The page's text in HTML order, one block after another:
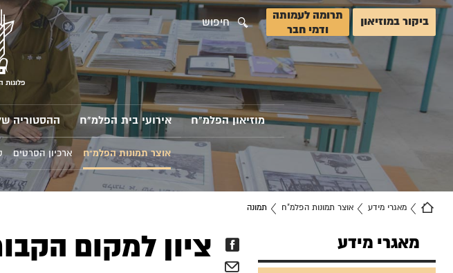
ביקור במוזיאון
תרומה לעמותה
ודמי חבר
חיפוש
מוזיאון הפלמ"ח אירועי בית הפלמ"ח ההסטוריה
אוצר תמונות הפלמ"ח ארכיון הסרטים
מאגרי מידע אוצר תמונות הפלמ"ח תמונה
מאגרי מידע ציון למקום